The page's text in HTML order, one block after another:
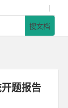
|
搜文档
题报告